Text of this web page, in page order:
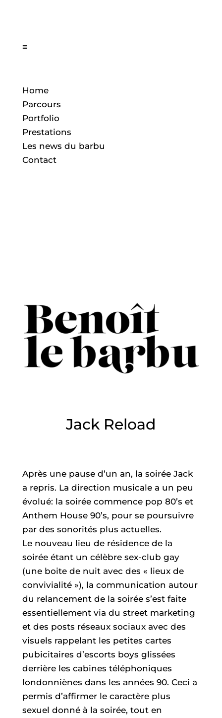
≡
Home
Parcours
Portfolio
Prestations
Les news du barbu
Contact
Jack Reload
Après une pause d’un an, la soirée Jack
a repris. La direction musicale a un peu
évolué: la soirée commence pop 80’s et
Anthem House 90’s, pour se poursuivre
par des sonorités plus actuelles.
Le nouveau lieu de résidence de la
soirée étant un célèbre sex-club gay
(une boite de nuit avec des « lieux de
convivialité »), la communication autour
du relancement de la soirée s’est faite
essentiellement via du street marketing
et des posts réseaux sociaux avec des
visuels rappelant les petites cartes
pubicitaires d’escorts boys glissées
derrière les cabines téléphoniques
londonniènes dans les années 90. Ceci a
permis d’affirmer le caractère plus
sexuel donné à la soirée, tout en